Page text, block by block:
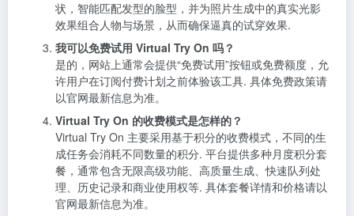
状，智能匹配发型的脸型，并为照片生成中的真实光影
效果组合人物与场景，从而确保逼真的试穿效果.
我可以免费试用 Virtual Try On 吗？
是的，网站上通常会提供“免费试用”按钮或免费额度，允
许用户在订阅付费计划之前体验该工具. 具体免费政策请
以官网最新信息为准。
Virtual Try On 的收费模式是怎样的？
Virtual Try On 主要采用基于积分的收费模式，不同的生
成任务会消耗不同数量的积分. 平台提供多种月度积分套
餐，通常包含无限高级功能、高质量生成、快速队列处
理、历史记录和商业使用权等. 具体套餐详情和价格请以
官网最新信息为准。